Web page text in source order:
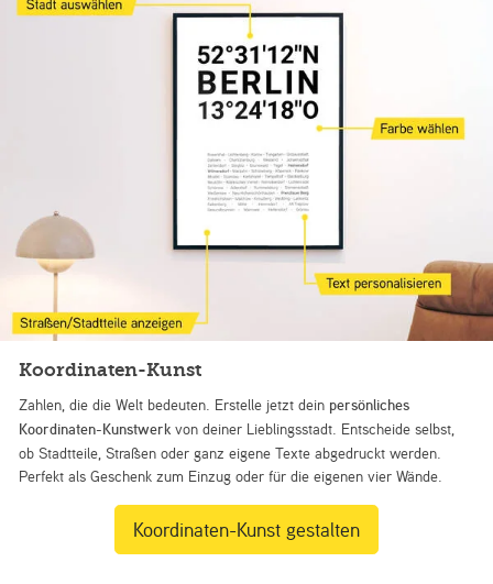
Koordinaten-Kunst
Zahlen, die die Welt bedeuten. Erstelle jetzt dein persönliches
Koordinaten-Kunstwerk von deiner Lieblingsstadt. Entscheide selbst,
ob Stadtteile, Straßen oder ganz eigene Texte abgedruckt werden.
Perfekt als Geschenk zum Einzug oder für die eigenen vier Wände.
Koordinaten-Kunst gestalten